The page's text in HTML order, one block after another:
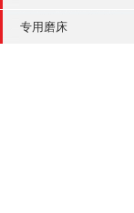
专用磨床